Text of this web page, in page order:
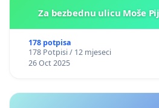
Za bezbednu ulicu Moše
178 potpisa
178 Potpisi / 12 mjeseci
26 Oct 2025